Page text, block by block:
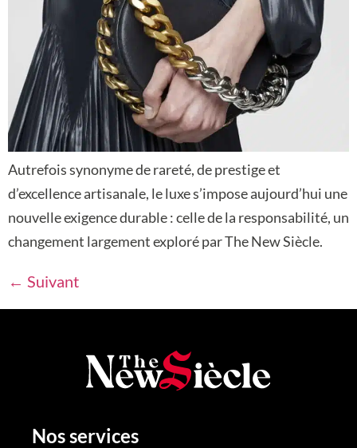
Autrefois synonyme de rareté, de prestige et
d’excellence artisanale, le luxe s’impose aujourd’hui une
nouvelle exigence durable : celle de la responsabilité, un
changement largement exploré par The New Siècle.
← Suivant
Nos services